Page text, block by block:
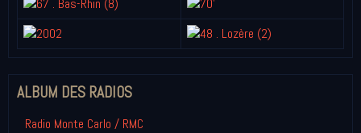
ALBUM DES RADIOS
Radio Monte Carlo / RMC